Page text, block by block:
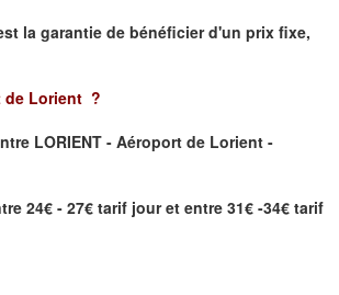
la garantie de bénéficierd'un prix fixe,
de Lorient ?
LORIENT - Aéroport de Lorient -
24€ - 27€ tarif jour et entre 31€ -34€ tarif